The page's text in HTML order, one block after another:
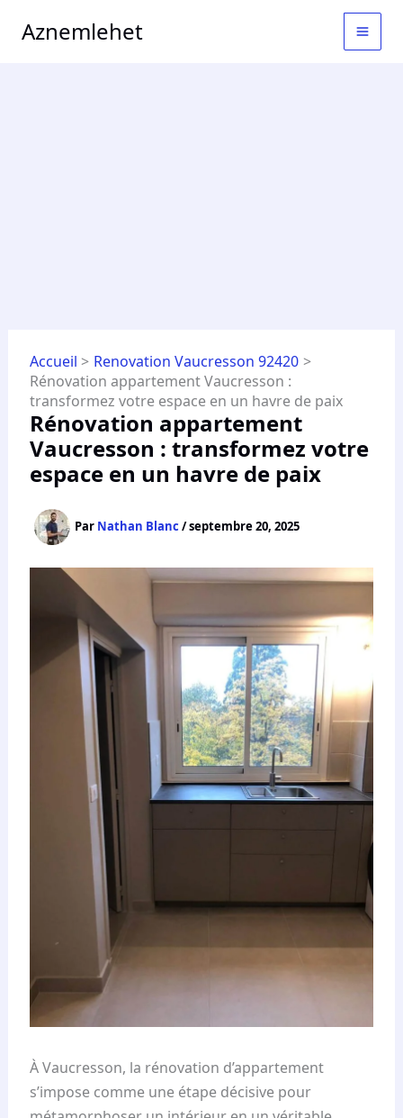
Aznemlehet
Accueil
Renovation Vaucresson 92420
Rénovation appartement Vaucresson :
transformez votre espace en un havre de paix
Rénovation appartement
Vaucresson : transformez votre
espace en un havre de paix
Par Nathan Blanc/septembre 20, 2025
À Vaucresson, la rénovation d’appartement
s’impose comme une étape décisive pour